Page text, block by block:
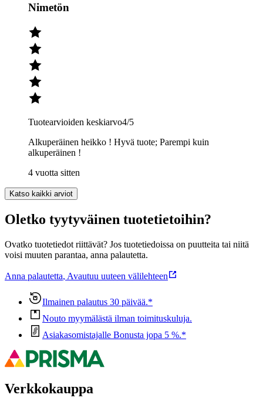
Nimetön
Tuotearvioiden keskiarvo4/5
Alkuperäinen heikko ! Hyvä tuote; Parempi kuin
alkuperäinen !
4 vuotta sitten
Katso kaikki arviot
Oletko tyytyväinen tuotetietoihin?
Ovatko tuotetiedot riittävät? Jos tuotetiedoissa on puutteita tai niitä
voisi muuten parantaa, anna palautetta.
Anna palautetta, Avautuu uuteen välilehteen
Ilmainen palautus 30 päivää.*
Nouto myymälästä ilman toimituskuluja.
Asiakasomistajalle Bonusta jopa 5 %.*
Verkkokauppa